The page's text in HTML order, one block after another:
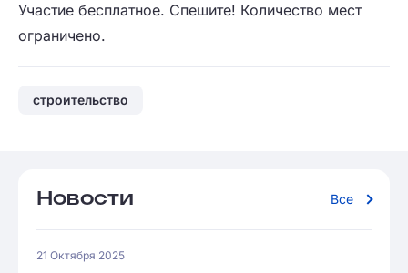
Участие бесплатное. Спешите! Количество мест
ограничено.
строительство
Новости Все
21 Октября 2025